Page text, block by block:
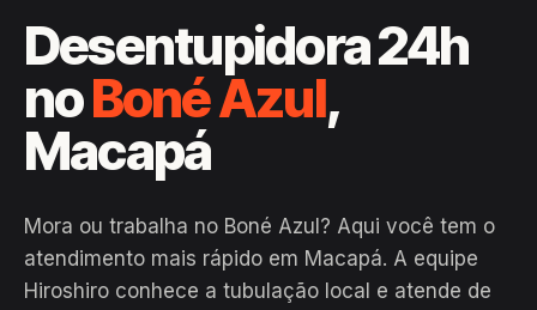
Desentupidora 24h
noBoné Azul,
Macapá
Mora ou trabalha no Boné Azul? Aqui você tem o
atendimento mais rápido em Macapá. A equipe
Hiroshiro conhece a tubulação local e atende de